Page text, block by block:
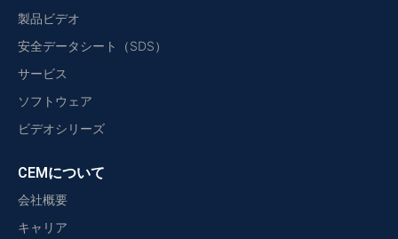
製品ビデオ
安全データシート（SDS）
サービス
ソフトウェア
ビデオシリーズ
CEMについて
会社概要
キャリア